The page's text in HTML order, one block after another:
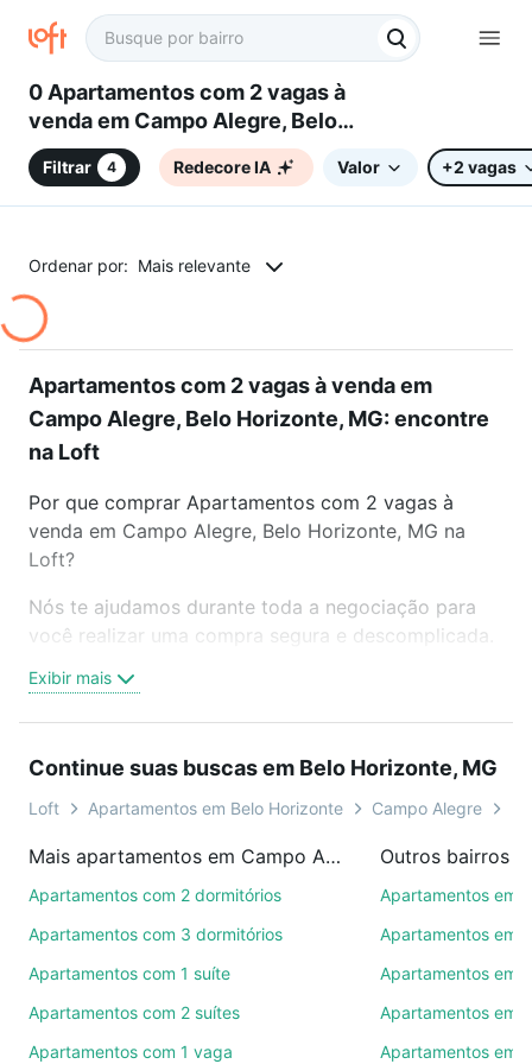
0 Apartamentos com 2 vagas à
venda em Campo Alegre, Belo
Horizonte, MG
Filtrar 4 Redecore IA Valor +2 vagas
Ordenar por: Mais relevante
Apartamentos com 2 vagas à venda em
Campo Alegre, Belo Horizonte, MG: encontre
na Loft
Por que comprar Apartamentos com 2 vagas à
venda em Campo Alegre, Belo Horizonte, MG na
Loft?
Nós te ajudamos durante toda a negociação para
você realizar uma compra segura e descomplicada.
trabalho e do metrô, aqui você vai encontrar a
oferta ideal de Apartamentos com 2 vagas à venda
conquistar seu sonho. Agende uma visita presencial
ou por videochamada, é grátis, sem compromisso e
imobiliárias te ajudando na compra, venda ou troca
de imóveis.
Como escolher um imóvel?
Use barra de busca no topo para pesquisar por
ruas, bairros e até condomínios favoritos. Você
também pode usar os filtros como quantidade de
Exibir mais
Continue suas buscas em Belo Horizonte, MG
Loft Apartamentos em Belo Horizonte Campo Alegre
Mais apartamentos em Campo Alegre
Apartamentos com 2 dormitórios
Apartamentos com 3 dormitórios
Apartamentos com 1 suíte
Apartamentos com 2 suítes
Apartamentos com 1 vaga
Apartamentos em
Apartamentos em
Apartamentos em
Apartamentos em
Apartamentos em